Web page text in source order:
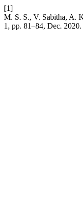
[1]
M. S. S., V. Sabitha, A.
1, pp. 81–84, Dec. 2020.